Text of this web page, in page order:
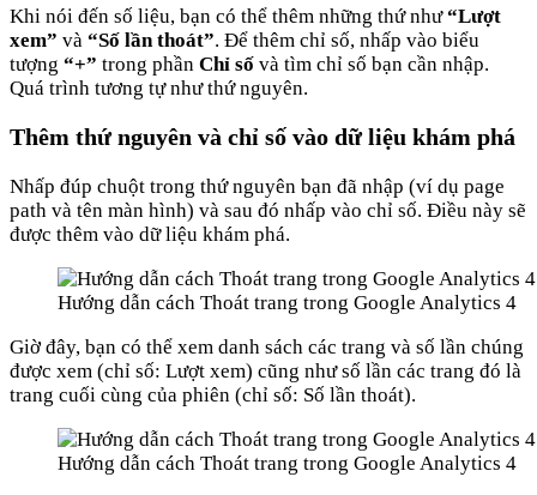
Khi nói đến số liệu, bạn có thể thêm những thứ như“Lượt
xem” và “Số lần thoát”. Để thêm chỉ số, nhấp vào biểu
tượng “+” trong phần Chỉ số và tìm chỉ số bạn cần nhập.
Quá trình tương tự như thứ nguyên.
Thêm thứ nguyên và chỉ số vào dữ liệu khám phá
Nhấp đúp chuột trong thứ nguyên bạn đã nhập (ví dụ page
path và tên màn hình) và sau đó nhấp vào chỉ số. Điều này sẽ
được thêm vào dữ liệu khám phá.
Hướng dẫn cách Thoát trang trong Google Analytics 4
Giờ đây, bạn có thể xem danh sách các trang và số lần chúng
được xem (chỉ số: Lượt xem) cũng như số lần các trang đó là
trang cuối cùng của phiên (chỉ số: Số lần thoát).
Hướng dẫn cách Thoát trang trong Google Analytics 4